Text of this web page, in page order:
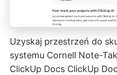
Uzyskaj przestrzeń do
systemu Cornell Note-
ClickUp Docs ClickUp